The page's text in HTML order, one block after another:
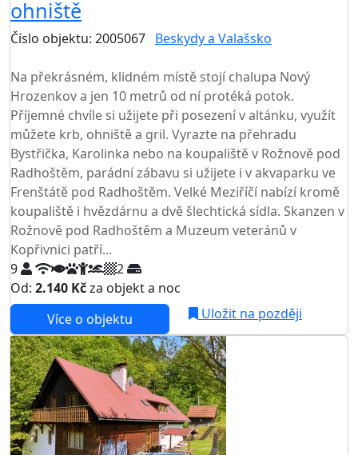
ohniště
Číslo objektu: 2005067 Beskydy a Valašsko
Na překrásném, klidném místě stojí chalupa Nový
Hrozenkov a jen 10 metrů od ní protéká potok.
Příjemné chvíle si užijete při posezení v altánku, využít
můžete krb, ohniště a gril. Vyrazte na přehradu
Bystřička, Karolinka nebo na koupaliště v Rožnově pod
Radhoštěm, parádní zábavu si užijete i v akvaparku ve
Frenštátě pod Radhoštěm. Velké Meziříčí nabízí kromě
koupaliště i hvězdárnu a dvě šlechtická sídla. Skanzen v
Rožnově pod Radhoštěm a Muzeum veteránů v
Kopřivnici patří...
9
2
Od: 2.140 Kčza objekt a noc
Více o objektu
Uložit na později